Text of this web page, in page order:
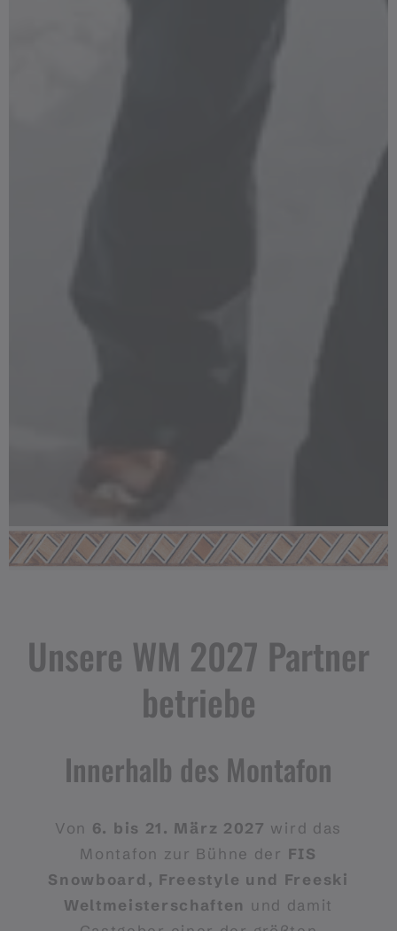
Unsere WM 2027 Partner
betriebe
Innerhalb des Montafon
Von 6. bis 21. März 2027 wird das
Montafon zur Bühne der FIS
Snowboard, Freestyle und Freeski
Weltmeisterschaften und damit